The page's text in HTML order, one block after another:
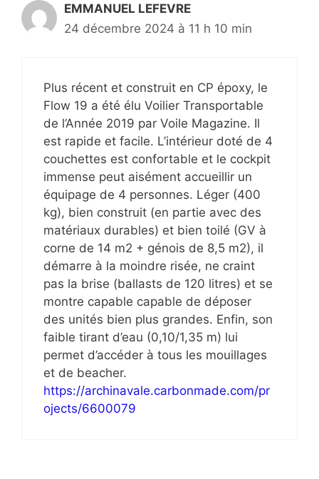
EMMANUEL LEFEVRE
24 décembre 2024 à 11 h 10 min
Plus récent et construit en CP époxy, le
Flow 19 a été élu Voilier Transportable
de l’Année 2019 par Voile Magazine. Il
est rapide et facile. L’intérieur doté de 4
couchettes est confortable et le cockpit
immense peut aisément accueillir un
équipage de 4 personnes. Léger (400
kg), bien construit (en partie avec des
matériaux durables) et bien toilé (GV à
corne de 14 m2 + génois de 8,5 m2), il
démarre à la moindre risée, ne craint
pas la brise (ballasts de 120 litres) et se
montre capable capable de déposer
des unités bien plus grandes. Enfin, son
faible tirant d’eau (0,10/1,35 m) lui
permet d’accéder à tous les mouillages
et de beacher.
https://archinavale.carbonmade.com/pr
ojects/6600079